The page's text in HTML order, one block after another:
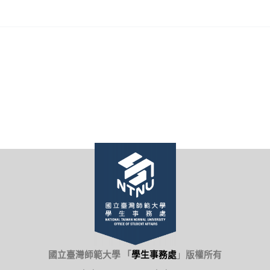
國立臺灣師範大學 「 學生事務處 」 版權所有